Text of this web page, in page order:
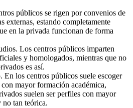
públicos se rigen por convenios de
externas, estando completamente
en la privada funcionan de forma
Los centros públicos imparten
y homologados, mientras que no
es así.
En los centros públicos suele escoger
mayor formación académica,
suelen ser perfiles con mayor
no tan teórica.